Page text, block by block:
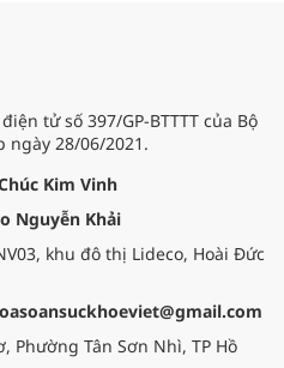
tử số 397/GP-BTTTT của Bộ
28/06/2021.
Kim Vinh
Nguyễn Khải
khu đô thị Lideco, Hoài Đức
Phường Tân Sơn Nhì, TP Hồ